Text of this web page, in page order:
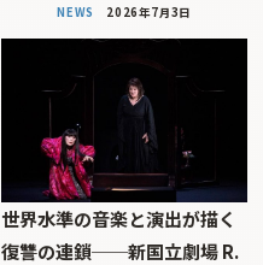
NEWS 2026年7月3日
世界水準の音楽と演出が描く
復讐の連鎖──新国立劇場 R.